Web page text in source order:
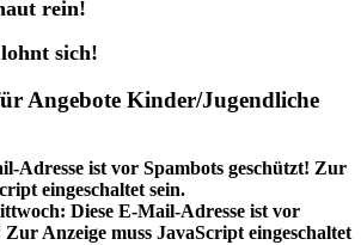
rein!
sich!
Angebote Kinder/Jugendliche
Adresse ist vor Spambots geschützt! Zur
eingeschaltet sein.
Diese E-Mail-Adresse ist vor
Zur Anzeige muss JavaScript eingeschaltet